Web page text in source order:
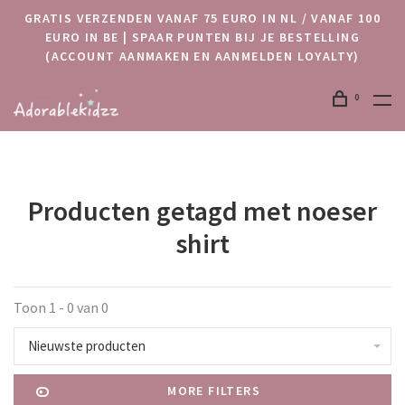
GRATIS VERZENDEN VANAF 75 EURO IN NL / VANAF 100
EURO IN BE | SPAAR PUNTEN BIJ JE BESTELLING
(ACCOUNT AANMAKEN EN AANMELDEN LOYALTY)
0
Producten getagd met noeser
shirt
Toon 1 - 0 van 0
Nieuwste producten
MORE FILTERS